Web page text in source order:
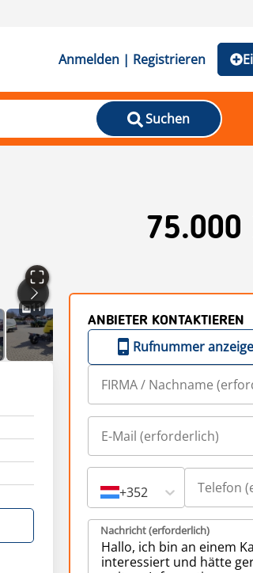
Anmelden | Registrieren
Suchen
75.000
11
ANBIETER KONTAKTIEREN
Rufnummer
+352
Nachricht (erforderlich)